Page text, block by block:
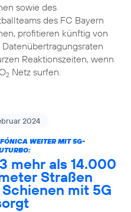
sowie des
des FC Bayern
profitieren künftig von
Reaktionszeiten, wenn
2Netz surfen.
2024
WEITER MIT 5G-
mehr als 14.000
Straßen
mit 5G